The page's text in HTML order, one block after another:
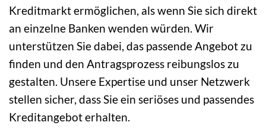
Kreditmarkt ermöglichen, als wenn Sie sich direkt
an einzelne Banken wenden würden. Wir
unterstützen Sie dabei, das passende Angebot zu
finden und den Antragsprozess reibungslos zu
gestalten. Unsere Expertise und unser Netzwerk
stellen sicher, dass Sie ein seriöses und passendes
Kreditangebot erhalten.